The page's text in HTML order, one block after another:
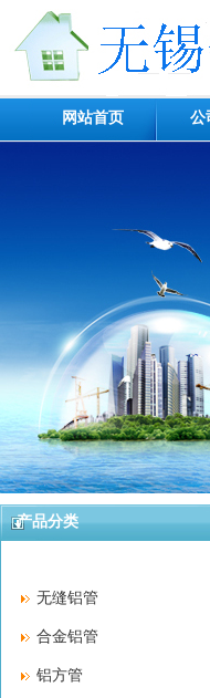
网站首页 公
产品分类
无缝铝管
合金铝管
铝方管